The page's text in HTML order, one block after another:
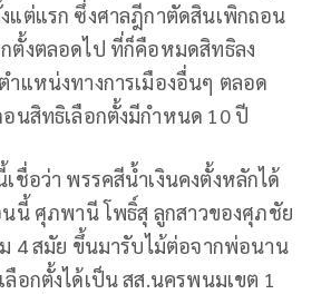
แต่แรก ซึ่งศาลฎีกาตัดสินเพิกถอน
ตั้งตลอดไป ที่ก็คือหมดสิทธิลง
ำแหน่งทางการเมืองอื่นๆ ตลอด
อนสิทธิเลือกตั้งมีกำหนด 10 ปี
เชื่อว่า พรรคสีน้ำเงินคงตั้งหลักได้
นนี้ ศุภพานี โพธิ์สุ ลูกสาวของศุภชัย
4 สมัย ขึ้นมารับไม้ต่อจากพ่อนาน
อกตั้งได้เป็น สส.นครพนมเขต 1